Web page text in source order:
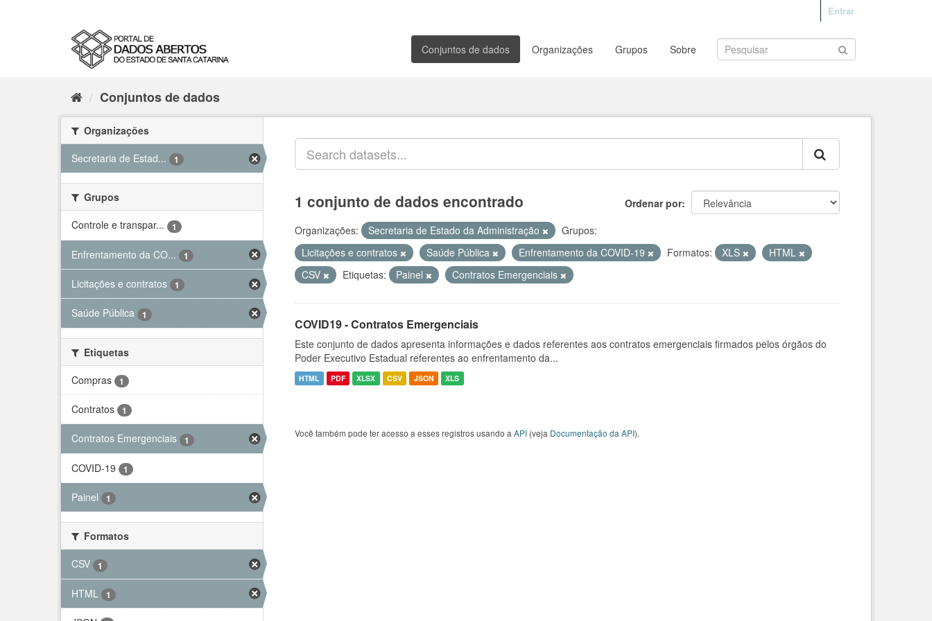
Entrar
Conjuntos de dados Organizações Grupos Sobre
Conjuntos de dados
Organizações
Secretaria de Estad...
1
Grupos
Controle e transpar...
1
Enfrentamento da CO... 1
Licitações e contratos 1
Saúde Pública 1
Etiquetas
Compras
1
Contratos 1
Contratos Emergenciais 1
COVID-19 1
Painel 1
Formatos
CSV
1
HTML 1
Ordenar por
1 conjunto de dados encontrado
Organizações: Secretaria de Estado da Administração
Grupos:
Licitações e contratos
Saúde Pública Enfrentamento da COVID-19 Formatos: XLS
HTML
CSV
Etiquetas: Painel Contratos Emergenciais
COVID19 - Contratos Emergenciais
Este conjunto de dados apresenta informações e dados referentes aos contratos emergenciais firmados pelos órgãos do
Poder Executivo Estadual referentes ao enfrentamento da...
HTML PDF XLSX CSV JSON XLS
Você também pode ter acesso a esses registros usando a API (veja Documentação da API).